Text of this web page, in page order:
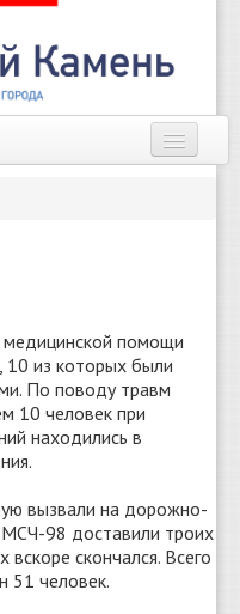
помощи
из которых были
По поводу травм
10 человек при
находились в
вызвали на дорожно-
МСЧ-98 доставили троих
скончался. Всего
51 человек.